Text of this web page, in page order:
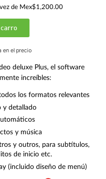
vez de Mex$1,200.00
en el precio
deluxe Plus, el software
increíbles:
los formatos relevantes
y detallado
y música
y outros, para subtítulos,
de inicio etc.
(incluido diseño de menú)